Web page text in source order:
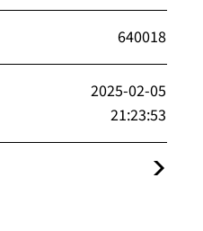
640018
2025-02-05
21:23:53